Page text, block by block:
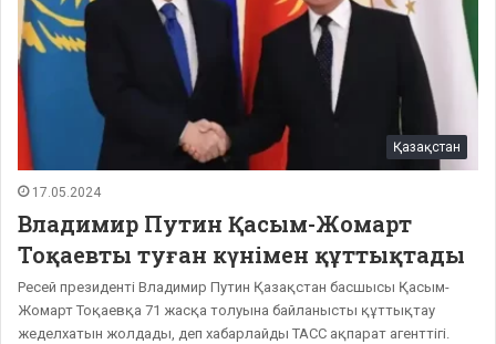
Қазақстан
17.05.2024
Владимир Путин Қасым-Жомарт
Тоқаевты туған күнімен құттықтады
Ресей президенті Владимир Путин Қазақстан басшысы Қасым-
Жомарт Тоқаевқа 71 жасқа толуына байланысты құттықтау
жеделхатын жолдады, деп хабарлайды ТАСС ақпарат агенттігі.